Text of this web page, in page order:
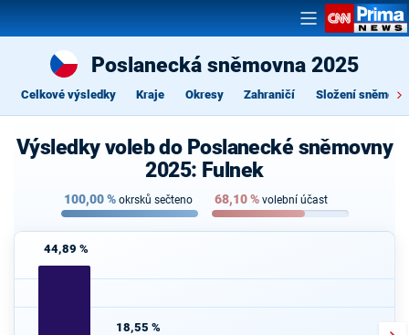
Poslanecká sněmovna 2025
Celkové výsledky Kraje Okresy Zahraničí Složení
Výsledky voleb do Poslanecké sněmovny
2025: Fulnek
100,00% okrsků sečteno 68,10% volební účast
44,89 %
18,55 %